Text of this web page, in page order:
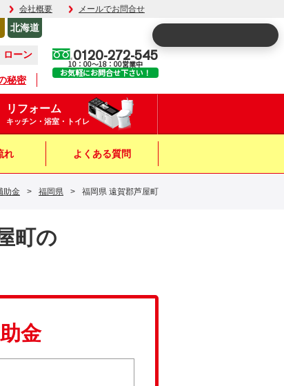
会社概要 メールでお問合せ
ローン
秘密
北海道
0120-272-545
10：00～18：00営業中
お気軽にお問合せ下さい！
リフォーム
キッチン・浴室・トイレ
れ よくある質問
助金 > 福岡県 > 福岡県 遠賀郡芦屋町
町の
金